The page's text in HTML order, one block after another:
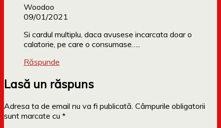
Woodoo
09/01/2021
Si cardul multiplu, daca avusese incarcata doar o
calatorie, pe care o consumase…..
Răspunde
Lasă un răspuns
Adresa ta de email nu va fi publicată. Câmpurile obligatorii
sunt marcate cu *